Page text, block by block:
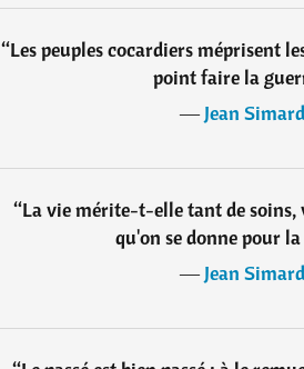
“Les peuples cocardiers méprisent
point faire la
―Jean Simard
“La vie mérite-t-elle tant de
qu'on se donne pour
―Jean Simard